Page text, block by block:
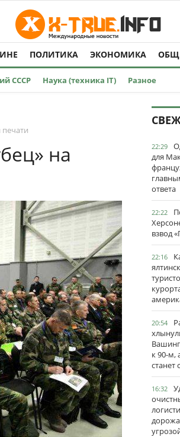
ПОЛИТИКА ЭКОНОМИКА
СССР Наука (техника IT) Разное
печати
на 22:29
для
ответа
22:22
взвод
22:16
20:54
к 90-м,
станет
16:32